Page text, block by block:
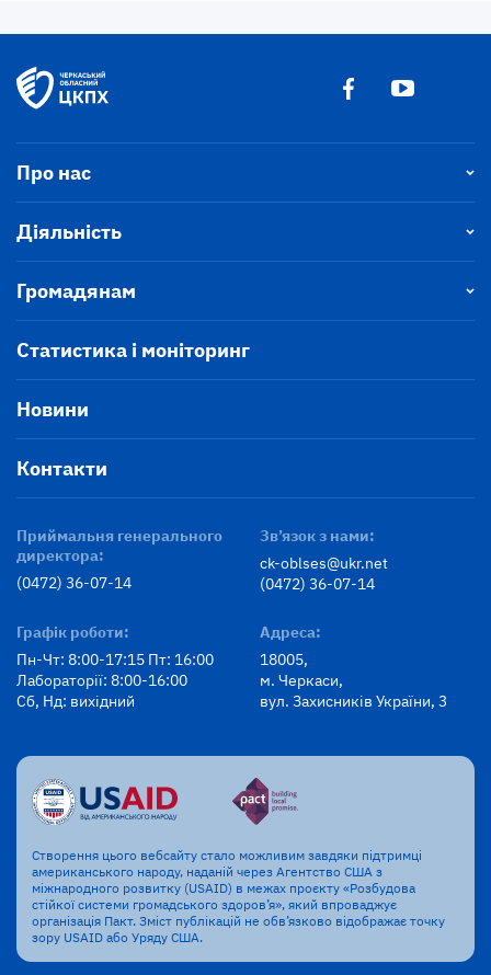
Про нас
Діяльність
Громадянам
Статистика і моніторинг
Новини
Контакти
Приймальня генерального
директора:
(0472) 36-07-14
Зв’язок з нами:
ck-oblses@ukr.net
(0472) 36-07-14
Графік роботи:
Пн-Чт: 8:00-17:15 Пт: 16:00
Лабораторії: 8:00-16:00
Сб, Нд: вихідний
Адреса:
18005,
м. Черкаси,
вул. Захисників України, 3
Створення цього вебсайту стало можливим завдяки підтримці
американського народу, наданій через Агентство США з
міжнародного розвитку (USAID) в межах проєкту «Розбудова
стійкої системи громадського здоров’я», який впроваджує
організація Пакт. Зміст публікацій не обв’язково відображає точку
зору USAID або Уряду США.